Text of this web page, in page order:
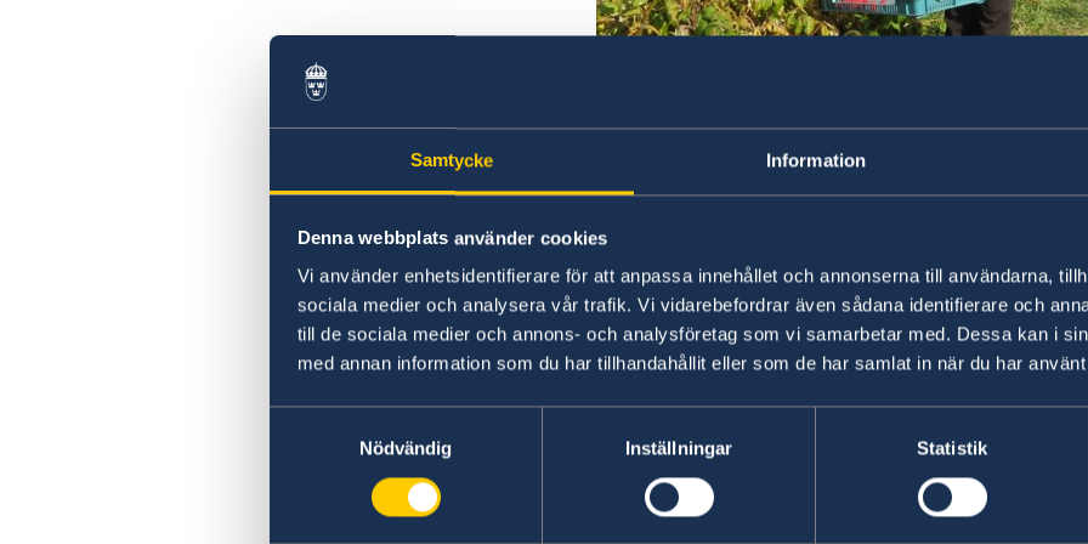
Samtycke Information
Denna webbplats använder cookies
Vi använder enhetsidentifierare för att anpassa innehållet och annonserna till användarna,
sociala medier och analysera vår trafik. Vi vidarebefordrar även sådana identifierare och
till de sociala medier och annons- och analysföretag som vi samarbetar med. Dessa kan i
med annan information som du har tillhandahållit eller som de har samlat in när du har
Nödvändig
Inställningar Statistik
Jordbävningsberedskap
Hibabae Gashal och hennes familj är en av tio
ekologisk hallonodling. De får stöd från
vilka Sverige i sin tur stödjer.
Sverige samarbetar medMinisteriet för miljö och
implementering avKosovo Environmental
kapacitetsutveckling avMESP, Inter-Ministriella
intressenter inom miljöövervakning och
kapacitetsutveckling för implementering av
direktiv. Stödet till
Kosovo Environmental Agency